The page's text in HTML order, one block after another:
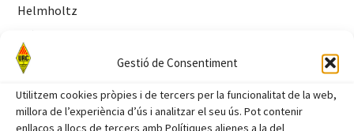
Gestió de Consentiment
Utilitzem cookies pròpies i de tercers per la funcionalitat de la web,
millora de l’experiència d’ús i analitzar el seu ús. Pot contenir
enllaços a llocs de tercers amb Polítiques alienes a la del
Helmholtz
Dia Internacional del Gos i del Dia Internacional del Gat.
Radioastronomia durant l’eclipsi
45ena trobada a la Cerdanya